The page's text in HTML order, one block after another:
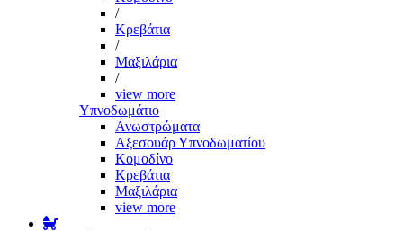
/
Κρεβάτια
/
Μαξιλάρια
/
view more
Υπνοδωμάτιο
Ανωστρώματα
Αξεσουάρ Υπνοδωματίου
Κομοδίνο
Κρεβάτια
Μαξιλάρια
view more